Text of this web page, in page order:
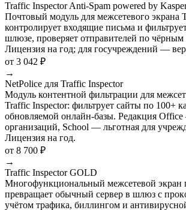
Traffic Inspector Anti-Spam powered by
Почтовый модуль для межсетевого экрана
контролирует входящие письма и
шлюзе, проверяет отправителей по
Лицензия на год; для госучреждений —
от 3 042 ₽
→
NetPolice для Traffic Inspector
Модуль контентной фильтрации для
Traffic Inspector: фильтрует сайты по 100+
обновляемой онлайн-базы. Редакция
организаций, School — льготная для
Лицензия на год.
от 8 700 ₽
→
Traffic Inspector GOLD
Многофункциональный межсетевой экран
превращает обычный сервер в шлюз с
учётом трафика, биллингом и